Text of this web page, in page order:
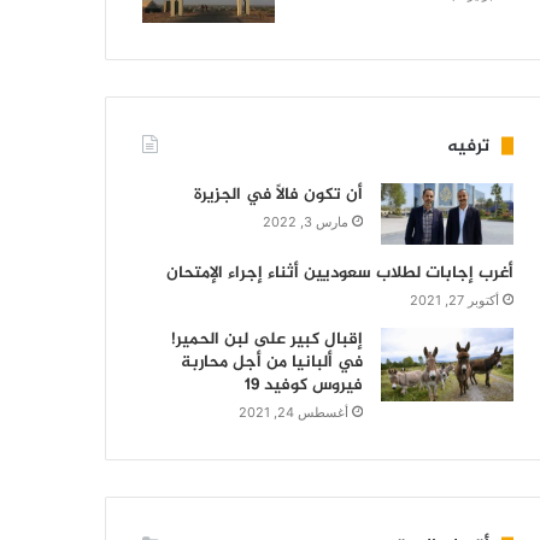
ترفيه
أن تكون فالاً في الجزيرة
مارس 3, 2022
أغرب إجابات لطلاب سعوديين أثناء إجراء الإمتحان
أكتوبر 27, 2021
إقبال كبير على لبن الحمير!
في ألبانيا من أجل محاربة
فيروس كوفيد 19
أغسطس 24, 2021